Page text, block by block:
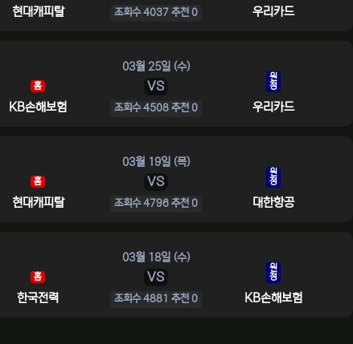
현대캐피탈 조회수 4037 추천 0 우리카드
홈
KB손해보험
03월 25일 (수)
VS
조회수 4508 추천 0
원
정
우리카드
홈
현대캐피탈
03월 19일 (목)
VS
조회수 4796 추천 0
원
정
대한항공
홈
한국전력
03월 18일 (수)
VS
조회수 4881 추천 0
원
정
KB손해보험